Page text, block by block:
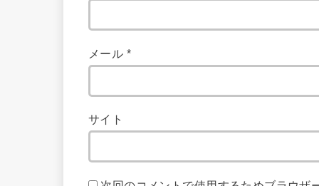
メール *
サイト